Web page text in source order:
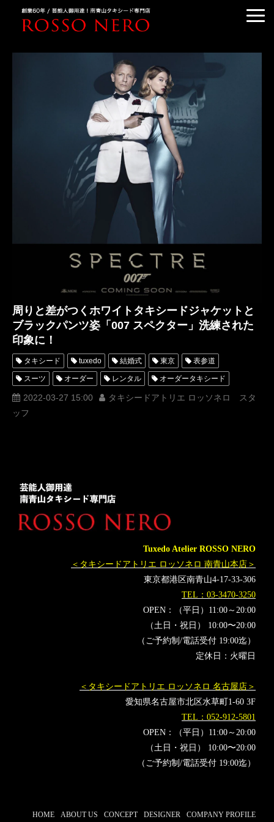
TUXEDO RENTAL
TUXEDO RANKING
KIMONO DRESS
CUSTOMER'S VOICE
COLUMN &BLOG
ABOUT US
ACCESS
周りと差がつくホワイトタキシードジャケットと
ブラックパンツ姿「007 スペクター」洗練された
印象に！
タキシード tuxedo 結婚式 東京 表参道
スーツ オーダー レンタル オーダータキシード
レンタルタキシード ロッソネロ 人気 横山宗生
MUNETAKAYOKOYAMA
タキシードオーダー東京
タキシード靴 青山
2022-03-27 15:00
タキシードアトリエ ロッソネロ スタ
ッフ
Tuxedo Atelier ROSSO NERO
＜タキシードアトリエ ロッソネロ 南青山本店＞
東京都港区南青山4-17-33-306
TEL：03-3470-3250
OPEN：（平日）11:00～20:00
（土日・祝日） 10:00〜20:00
（ご予約制/電話受付 19:00迄）
定休日：火曜日
＜タキシードアトリエ ロッソネロ 名古屋店＞
愛知県名古屋市北区水草町1-60 3F
TEL：052-912-5801
OPEN：（平日）11:00～20:00
（土日・祝日） 10:00〜20:00
（ご予約制/電話受付 19:00迄）
HOME ABOUT US CONCEPT DESIGNER COMPANY PROFILE